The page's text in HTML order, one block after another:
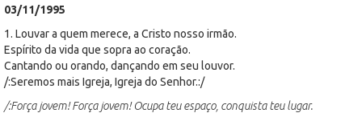
03/11/1995
1. Louvar a quem merece, a Cristo nosso irmão.
Espírito da vida que sopra ao coração.
Cantando ou orando, dançando em seu louvor.
/:Seremos mais Igreja, Igreja do Senhor.:/
/:Força jovem! Força jovem! Ocupa teu espaço, conquista teu lugar.